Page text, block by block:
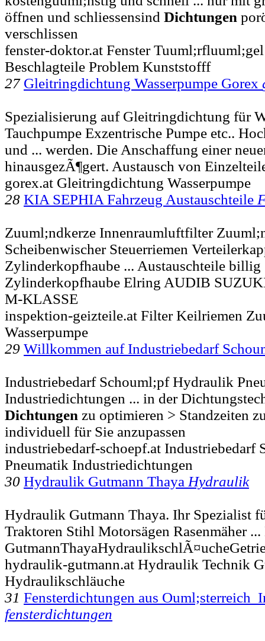
öffnen und schliessensind Dichtungen
verschlissen
fenster-doktor.at Fenster
Beschlagteile Problem Kunststofff
27 Gleitringdichtung Wasserpumpe Gorex
Spezialisierung auf Gleitringdichtung für
Tauchpumpe Exzentrische Pumpe etc..
und ... werden. Die Anschaffung einer
hinausgezÃ¶gert. Austausch von
gorex.at Gleitringdichtung Wasserpumpe
28 KIA SEPHIA Fahrzeug Austauschteile
Zuuml;ndkerze Innenraumluftfilter
Scheibenwischer Steuerriemen
Zylinderkopfhaube ... Austauschteile
Zylinderkopfhaube Elring AUDIB
M-KLASSE
inspektion-geizteile.at Filter Keilriemen
Wasserpumpe
29 Willkommen auf Industriebedarf
Industriebedarf Schouml;pf Hydraulik
Industriedichtungen ... in der
Dichtungen zu optimieren > Standzeiten
individuell für Sie anzupassen
industriebedarf-schoepf.at
Pneumatik Industriedichtungen
30 Hydraulik Gutmann Thaya Hydraulik
Hydraulik Gutmann Thaya. Ihr Spezialist
Traktoren Stihl Motorsägen Rasenmäher
hydraulik-gutmann.at Hydraulik Technik
Hydraulikschläuche
31 Fensterdichtungen aus Ouml;sterreich
fensterdichtungen